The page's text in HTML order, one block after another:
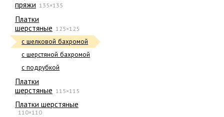
пряжи 135×135
Платки
шерстяные 125×125
с шелковой бахромой
с шерстяной бахромой
с подрубкой
Платки
шерстяные 115×115
Платки шерстяные
110×110